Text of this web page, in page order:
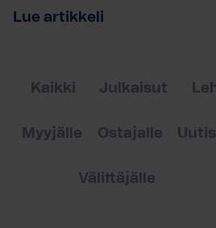
Lue artikkeli
Kaikki Julkaisut
Myyjälle Ostajalle
Välittäjälle